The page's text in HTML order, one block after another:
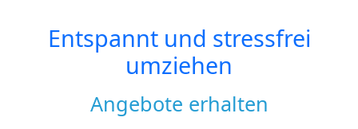
Entspannt und stressfrei
umziehen
Angebote erhalten